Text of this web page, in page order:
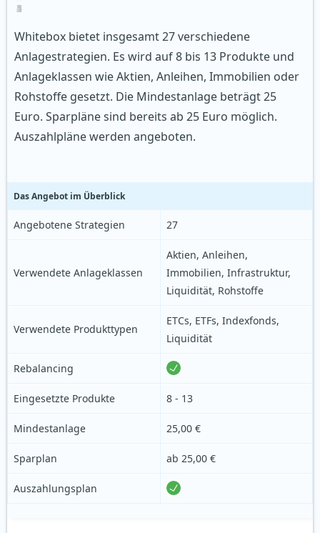
1
2
3
4
5
Whitebox bietet insgesamt 27 verschiedene
Anlagestrategien. Es wird auf 8 bis 13 Produkte und
Anlageklassen wie Aktien, Anleihen, Immobilien oder
Rohstoffe gesetzt. Die Mindestanlage beträgt 25
Euro. Sparpläne sind bereits ab 25 Euro möglich.
Auszahlpläne werden angeboten.
Das Angebot im Überblick
Angebotene Strategien 27
Verwendete Anlageklassen
Aktien, Anleihen,
Immobilien, Infrastruktur,
Liquidität, Rohstoffe
Verwendete Produkttypen
ETCs, ETFs, Indexfonds,
Liquidität
Rebalancing
Eingesetzte Produkte 8 - 13
Mindestanlage 25,00 €
Sparplan ab 25,00 €
Auszahlungsplan